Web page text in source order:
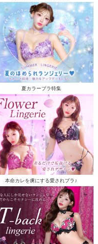
夏カラーブラ特集
本命カレを虜にする愛されブラ♪